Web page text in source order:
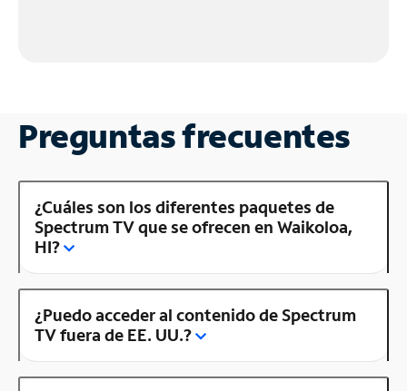
Preguntas frecuentes
¿Cuáles son los diferentes paquetes de
Spectrum TV que se ofrecen en Waikoloa,
HI?
¿Puedo acceder al contenido de Spectrum
TV fuera de EE. UU.?